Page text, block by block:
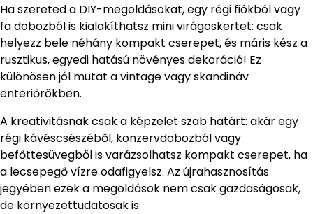
Ha szereted a DIY-megoldásokat, egy régi fiókból vagy
fa dobozból is kialakíthatsz mini virágoskertet: csak
helyezz bele néhány kompakt cserepet, és máris kész a
rusztikus, egyedi hatású növényes dekoráció! Ez
különösen jól mutat a vintage vagy skandináv
enteriőrökben.
A kreativitásnak csak a képzelet szab határt: akár egy
régi kávéscsészéből, konzervdobozból vagy
befőttesüvegből is varázsolhatsz kompakt cserepet, ha
a lecsepegő vízre odafigyelsz. Az újrahasznosítás
jegyében ezek a megoldások nem csak gazdaságosak,
de környezettudatosak is.